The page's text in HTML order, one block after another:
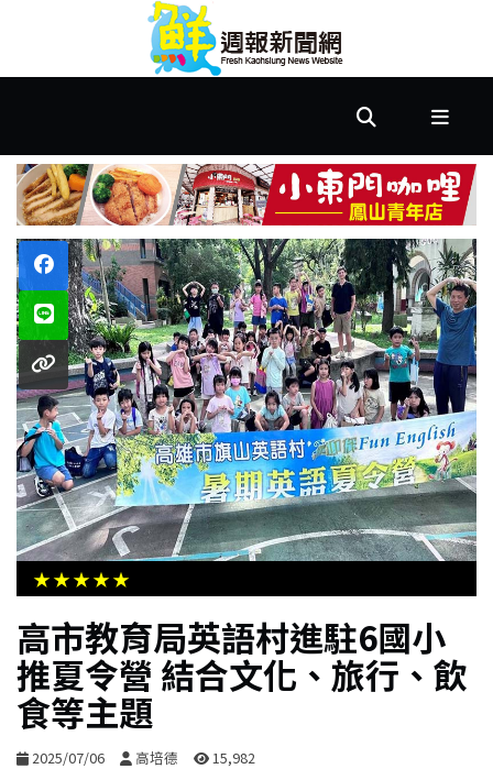
首
市
政
文
教
樂
活
居
家
生
活
合
影
音
★★★★★
高市教育局英語村進駐6國小
推夏令營 結合文化、旅行、飲
食等主題
2025/07/06 高培德 15,982